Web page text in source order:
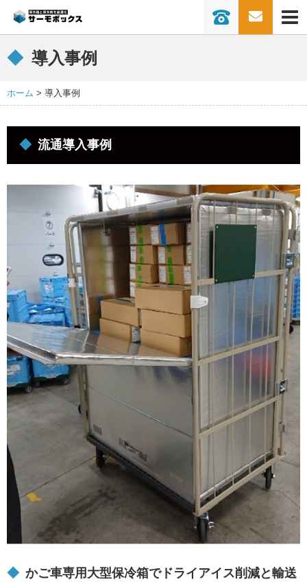
0736-77-
保冷保温ボックスとは
ソリューション
１BOXで３温度帯同時配送
超冷凍で長時間キープを実現「-75℃以下
業界別活用方法
スーパー･コンビニ･流通
食品メーカー
医薬品
Q&A
導入事例
ホーム 導入事例
流通導入事例
かご車専用大型保冷箱でドライアイス削減と輸送